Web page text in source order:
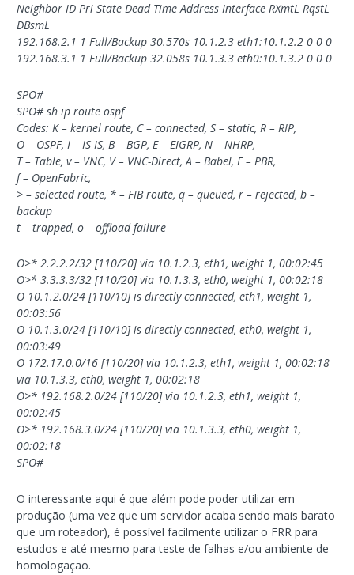
Neighbor ID Pri State Dead Time Address Interface RXmtL RqstL
DBsmL
192.168.2.1 1 Full/Backup 30.570s 10.1.2.3 eth1:10.1.2.2 0 0 0
192.168.3.1 1 Full/Backup 32.058s 10.1.3.3 eth0:10.1.3.2 0 0 0
SPO#
SPO# sh ip route ospf
Codes: K – kernel route, C – connected, S – static, R – RIP,
O – OSPF, I – IS-IS, B – BGP, E – EIGRP, N – NHRP,
T – Table, v – VNC, V – VNC-Direct, A – Babel, F – PBR,
f – OpenFabric,
> – selected route, * – FIB route, q – queued, r – rejected, b –
backup
t – trapped, o – offload failure
O>* 2.2.2.2/32 [110/20] via 10.1.2.3, eth1, weight 1, 00:02:45
O>* 3.3.3.3/32 [110/20] via 10.1.3.3, eth0, weight 1, 00:02:18
O 10.1.2.0/24 [110/10] is directly connected, eth1, weight 1,
00:03:56
O 10.1.3.0/24 [110/10] is directly connected, eth0, weight 1,
00:03:49
O 172.17.0.0/16 [110/20] via 10.1.2.3, eth1, weight 1, 00:02:18
via 10.1.3.3, eth0, weight 1, 00:02:18
O>* 192.168.2.0/24 [110/20] via 10.1.2.3, eth1, weight 1,
00:02:45
O>* 192.168.3.0/24 [110/20] via 10.1.3.3, eth0, weight 1,
00:02:18
SPO#
O interessante aqui é que além pode poder utilizar em
produção (uma vez que um servidor acaba sendo mais barato
que um roteador), é possível facilmente utilizar o FRR para
estudos e até mesmo para teste de falhas e/ou ambiente de
homologação.